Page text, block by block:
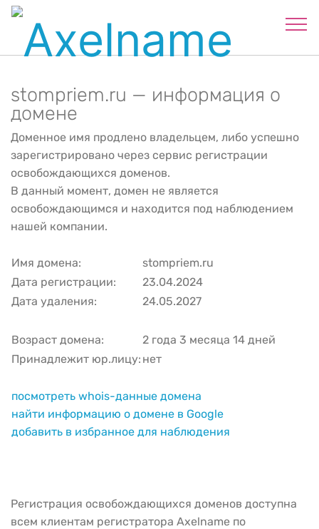
stompriem.ru — информация о
домене
Доменное имя продлено владельцем, либо успешно
зарегистрировано через сервис регистрации
освобождающихся доменов.
В данный момент, домен не является
освобождающимся и находится под наблюдением
нашей компании.
Имя домена:
stompriem.ru
Дата регистрации:
23.04.2024
Дата удаления:
24.05.2027
Возраст домена:
2 года 3 месяца 14 дней
Принадлежит юр.лицу: нет
посмотреть whois-данные домена
найти информацию о домене в Google
добавить в избранное для наблюдения
Регистрация освобождающихся доменов доступна
всем клиентам регистратора Axelname по